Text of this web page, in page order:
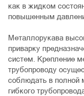
как в жидком
повышенным
Металлорукава
приварку
систем. Крепление
трубопроводу
соблюдать в полной
гибкого